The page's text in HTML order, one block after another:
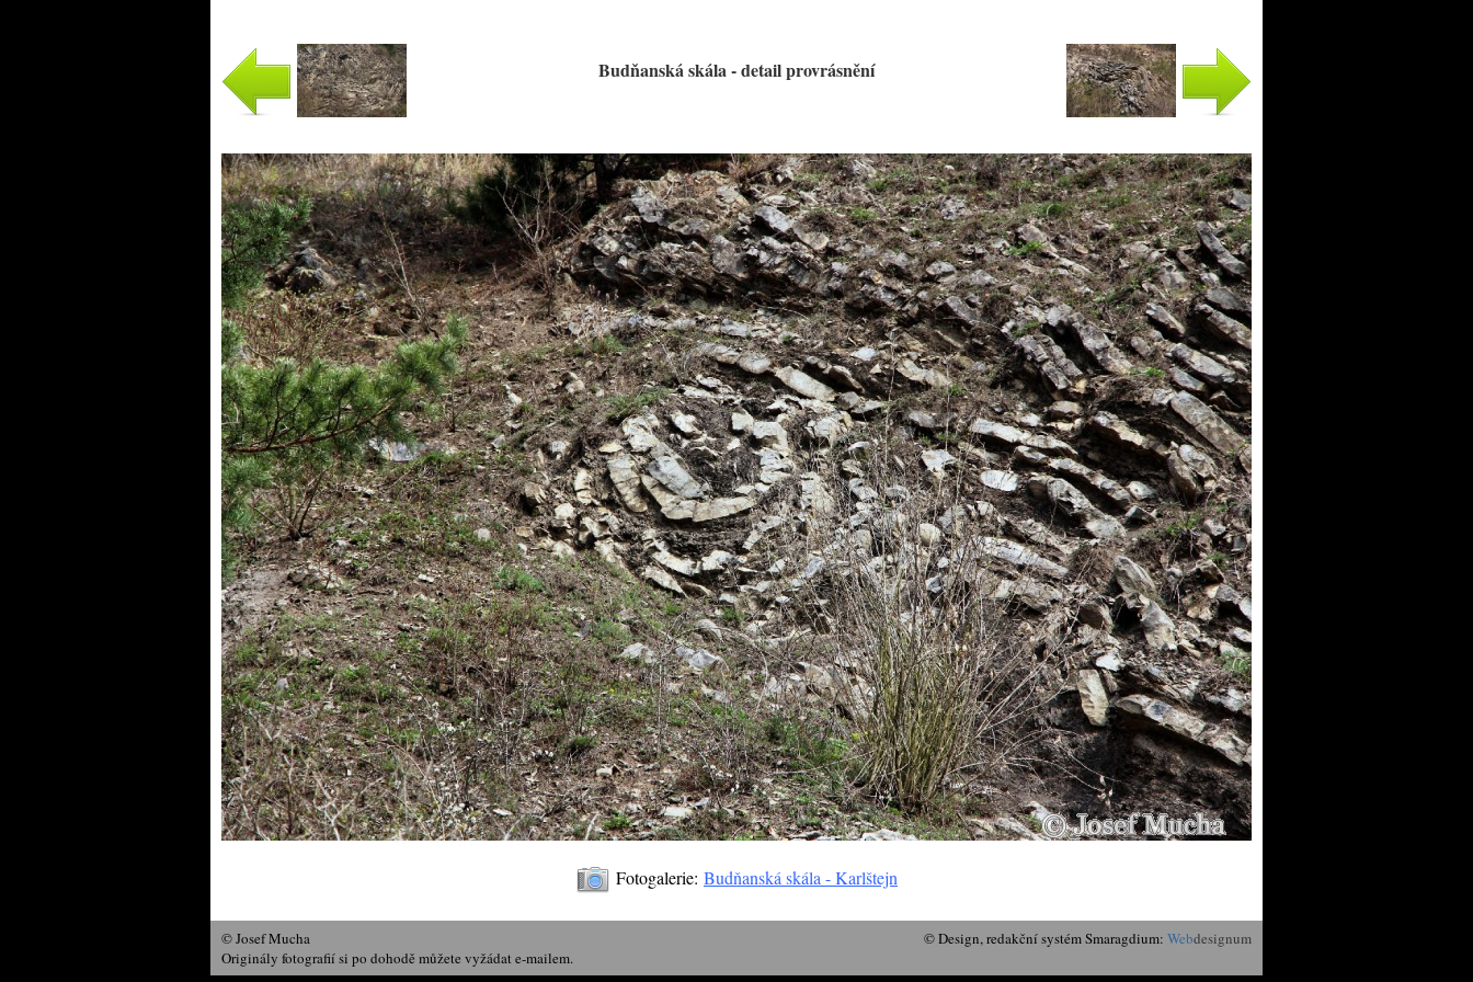
Budňanská skála - detail provrásnění
Fotogalerie: Budňanská skála - Karlštejn
© Josef Mucha
Originály fotografií si po dohodě můžete vyžádat e-mailem.
© Design, redakční systém Smaragdium: Webdesignum